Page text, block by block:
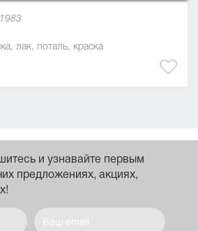
1983
лак, поталь, краска
и узнавайте первым
предложениях, акциях,